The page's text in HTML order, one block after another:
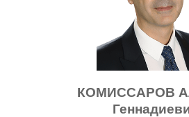
КОМИССАРОВ